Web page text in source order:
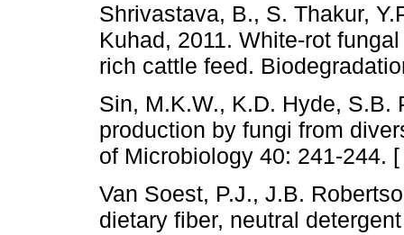
Shrivastava, B., S. Thakur,
Kuhad, 2011. White-rot
rich cattle feed.
Sin, M.K.W., K.D. Hyde, S.B.
production by fungi from
of Microbiology 40: 241-244.
Van Soest, P.J., J.B.
dietary fiber, neutral